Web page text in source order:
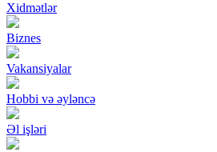
Xidmətlər
Biznes
Vakansiyalar
Hobbi və əyləncə
Əl işləri